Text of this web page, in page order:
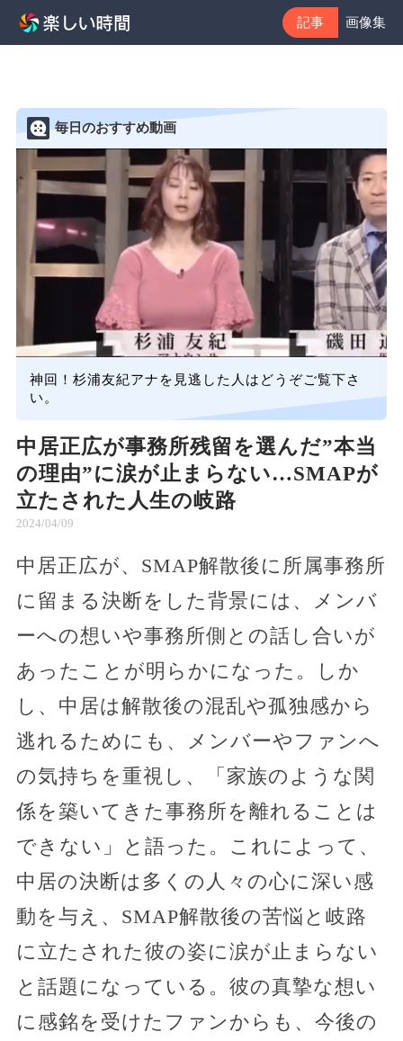
記事 画像集
毎日のおすすめ動画
神回！杉浦友紀アナを見逃した人はどうぞご覧下さ
い。
中居正広が事務所残留を選んだ”本当
の理由”に涙が止まらない…SMAPが
立たされた人生の岐路
2024/04/09
中居正広が、SMAP解散後に所属事務所
に留まる決断をした背景には、メンバ
ーへの想いや事務所側との話し合いが
あったことが明らかになった。しか
し、中居は解散後の混乱や孤独感から
逃れるためにも、メンバーやファンへ
の気持ちを重視し、「家族のような関
係を築いてきた事務所を離れることは
できない」と語った。これによって、
中居の決断は多くの人々の心に深い感
動を与え、SMAP解散後の苦悩と岐路
に立たされた彼の姿に涙が止まらない
と話題になっている。彼の真摯な想い
に感銘を受けたファンからも、今後の